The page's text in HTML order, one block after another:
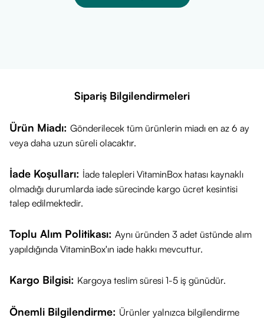
Sipariş Bilgilendirmeleri
Ürün Miadı: Gönderilecek tüm ürünlerin miadı en az 6 ay
veya daha uzun süreli olacaktır.
İade Koşulları: İade talepleri VitaminBox hatası kaynaklı
olmadığı durumlarda iade sürecinde kargo ücret kesintisi
talep edilmektedir.
Toplu Alım Politikası: Aynı üründen 3 adet üstünde alım
yapıldığında VitaminBox'ın iade hakkı mevcuttur.
Kargo Bilgisi: Kargoya teslim süresi 1-5 iş günüdür.
Önemli Bilgilendirme: Ürünler yalnızca bilgilendirme